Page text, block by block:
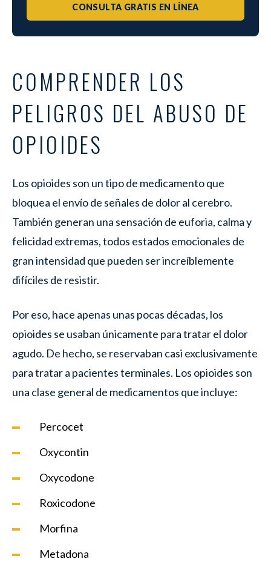
CONSULTA GRATIS EN LÍNEA
COMPRENDER LOS
PELIGROS DEL ABUSO DE
OPIOIDES
Los opioides son un tipo de medicamento que
bloquea el envío de señales de dolor al cerebro.
También generan una sensación de euforia, calma y
felicidad extremas, todos estados emocionales de
gran intensidad que pueden ser increíblemente
difíciles de resistir.
Por eso, hace apenas unas pocas décadas, los
opioides se usaban únicamente para tratar el dolor
agudo. De hecho, se reservaban casi exclusivamente
para tratar a pacientes terminales. Los opioides son
una clase general de medicamentos que incluye:
Percocet
Oxycontin
Oxycodone
Roxicodone
Morfina
Metadona